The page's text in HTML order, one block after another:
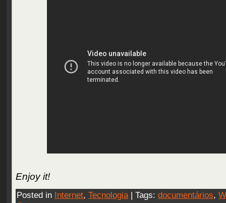
Enjoy it!
Posted in Internet, Tecnologia| Tags: documentários,